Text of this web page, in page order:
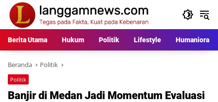
Langsung
konten
Berita Utama Hukum Politik Lifestyle Humaniora
Beranda Politik
Politik
Banjir di Medan Jadi Momentum Evaluasi